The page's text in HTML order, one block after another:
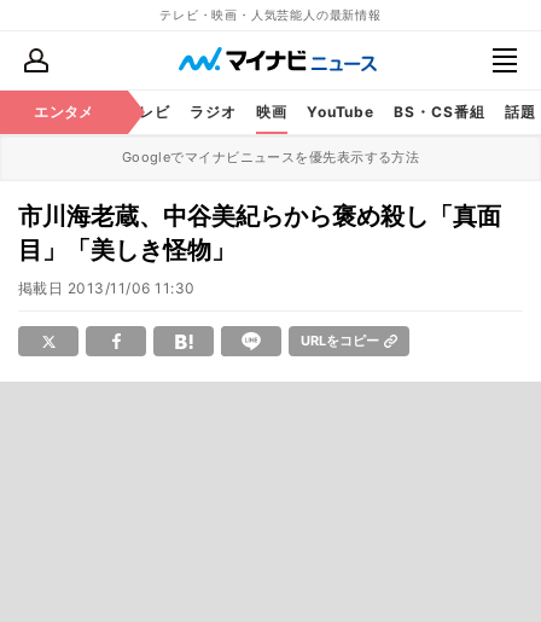
テレビ・映画・人気芸能人の最新情報
エンタメ
芸能 テレビ ラジオ 映画 YouTube BS・CS番組 話題
Googleでマイナビニュースを優先表示する方法
市川海老蔵、中谷美紀らから褒め殺し「真面
目」「美しき怪物」
掲載日 2013/11/06 11:30
URLをコピー